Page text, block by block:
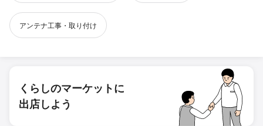
アンテナ工事・取り付け
くらしのマーケットに
出店しよう